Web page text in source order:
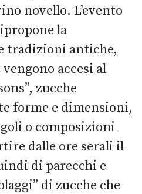
novello. L’evento
la
tradizioni antiche,
accesi al
zucche
forme e dimensioni,
o composizioni
dalle ore serali il
di parecchi e
di zucche che